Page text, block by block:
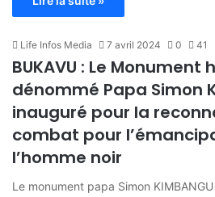
Life Infos Media 7 avril 2024 0 41
BUKAVU : Le Monument
dénommé Papa Simon
inauguré pour la
combat pour
l’homme noir
Le monument papa Simon